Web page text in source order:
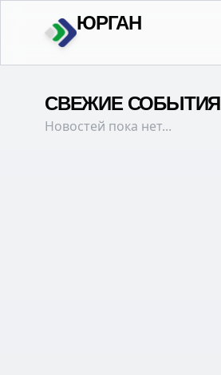
ЮРГАН
СВЕЖИЕ СОБЫТИЯ
Новостей пока нет...